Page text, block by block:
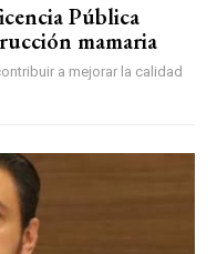
Pública
mamaria
a mejorar la calidad